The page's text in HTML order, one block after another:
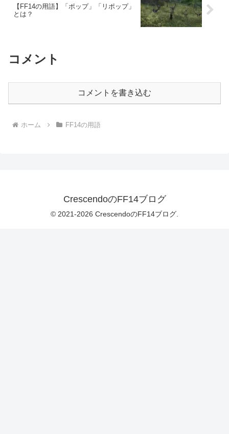
【FF14の用語】「ポップ」「リポップ」
とは？
コメント
コメントを書き込む
ホーム FF14の用語
CrescendoのFF14ブログ
© 2021-2026 CrescendoのFF14ブログ.